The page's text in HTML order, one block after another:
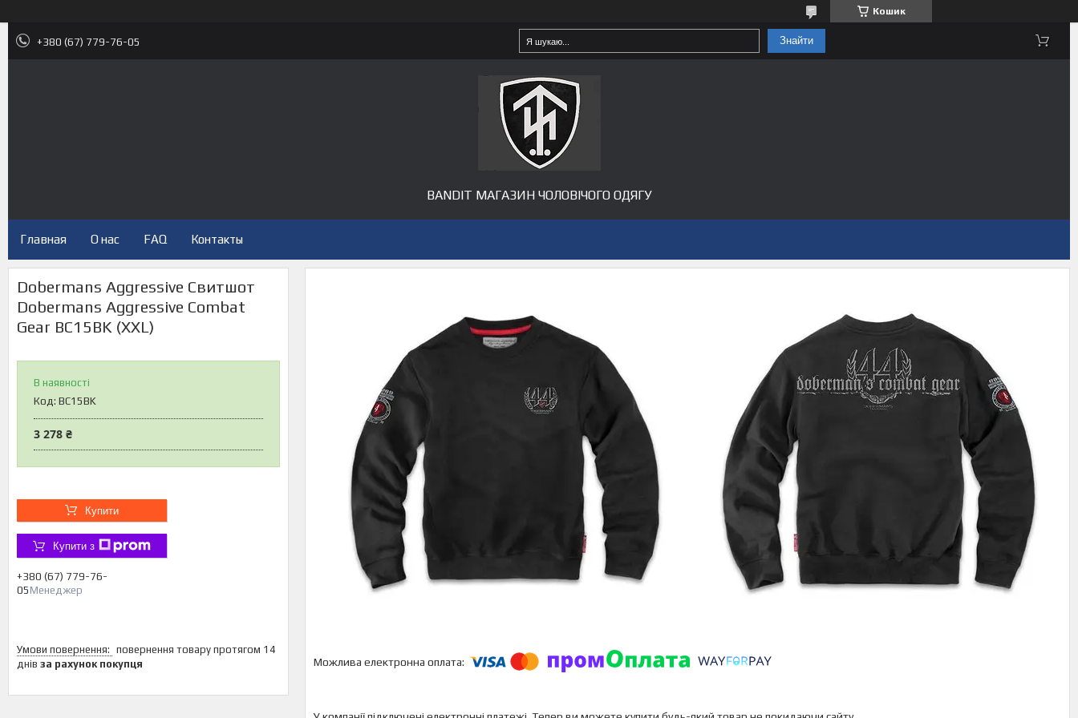
Кошик
+380 (67) 779-76-05 Знайти
BANDIT МАГАЗИН ЧОЛОВІЧОГО ОДЯГУ
Главная О нас FAQ Контакты
Dobermans Aggressive Свитшот
Dobermans Aggressive Combat
Gear BC15BK (XXL)
В наявності
Код: BC15BK
3 278 ₴
Купити
Купити з
+380 (67) 779-76-
05 Менеджер
повернення товару протягом 14
днів за рахунок покупця